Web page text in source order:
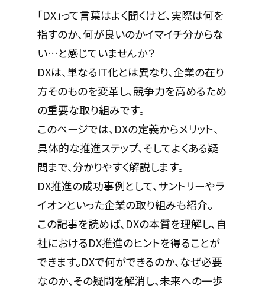
「DX」って言葉はよく聞くけど、実際は何を
指すのか、何が良いのかイマイチ分からな
い…と感じていませんか？
DXは、単なるIT化とは異なり、企業の在り
方そのものを変革し、競争力を高めるため
の重要な取り組みです。
このページでは、DXの定義からメリット、
具体的な推進ステップ、そしてよくある疑
問まで、分かりやすく解説します。
DX推進の成功事例として、サントリーやラ
イオンといった企業の取り組みも紹介。
この記事を読めば、DXの本質を理解し、自
社におけるDX推進のヒントを得ることが
できます。DXで何ができるのか、なぜ必要
なのか、その疑問を解消し、未来への一歩